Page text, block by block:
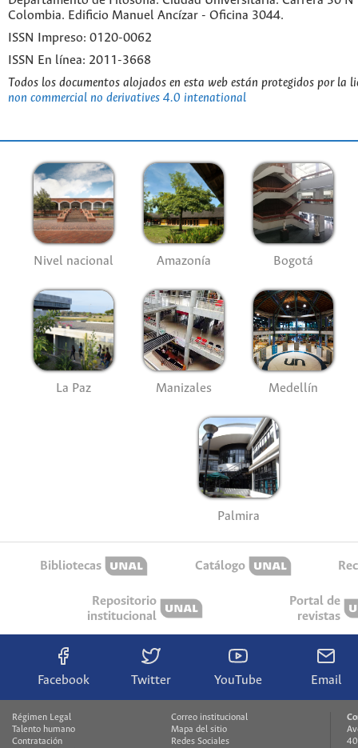
Colombia. Edificio Manuel Ancízar - Oficina 3044.
ISSN Impreso: 0120-0062
ISSN En línea: 2011-3668
Todos los documentos alojados en esta web están protegidos por la
non commercial no derivatives 4.0 intenational
Nivel nacional Amazonía Bogotá
La Paz Manizales Medellín
Palmira
Bibliotecas Catálogo
Repositorio
institucional
Portal de
revistas
Facebook Twitter YouTube Email
Régimen Legal
Talento humano
Contratación
Correo institucional
Mapa del sitio
Redes Sociales